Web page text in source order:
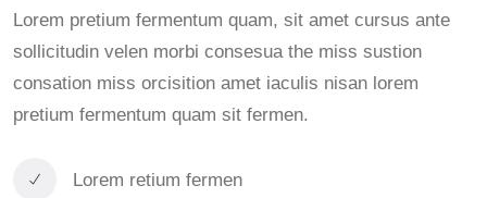
Lorem pretium fermentum quam, sit amet cursus ante
sollicitudin velen morbi consesua the miss sustion
consation miss orcisition amet iaculis nisan lorem
pretium fermentum quam sit fermen.
Lorem retium fermen